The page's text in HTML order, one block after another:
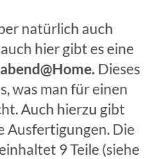
natürlich auch
hier gibt es eine
Dieses
was man für einen
Auch hierzu gibt
Ausfertigungen. Die
9 Teile (siehe